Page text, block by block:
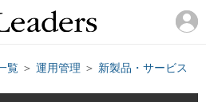
覧 ＞ 運用管理 ＞ 新製品・サービス